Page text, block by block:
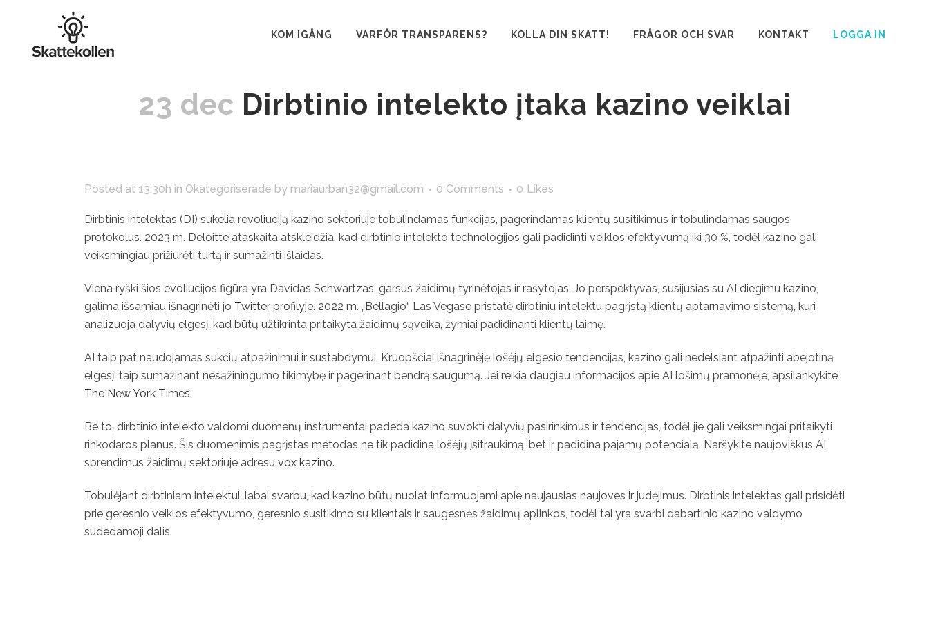
KOM IGÅNG VARFÖR TRANSPARENS? KOLLA DIN SKATT! FRÅGOR OCH SVAR KONTAKT LOGGA IN
23 dec Dirbtinio intelekto įtaka kazino veiklai
Posted at 13:30h in Okategoriserade by mariaurban32@gmail.com 0 Comments 0 Likes
Dirbtinis intelektas (DI) sukelia revoliuciją kazino sektoriuje tobulindamas funkcijas, pagerindamas klientų susitikimus ir tobulindamas saugos
protokolus. 2023 m. Deloitte ataskaita atskleidžia, kad dirbtinio intelekto technologijos gali padidinti veiklos efektyvumą iki 30 %, todėl kazino gali
veiksmingiau prižiūrėti turtą ir sumažinti išlaidas.
Viena ryški šios evoliucijos figūra yra Davidas Schwartzas, garsus žaidimų tyrinėtojas ir rašytojas. Jo perspektyvas, susijusias su AI diegimu kazino,
galima išsamiau išnagrinėti jo Twitter profilyje. 2022 m. „Bellagio“ Las Vegase pristatė dirbtiniu intelektu pagrįstą klientų aptarnavimo sistemą, kuri
analizuoja dalyvių elgesį, kad būtų užtikrinta pritaikyta žaidimų sąveika, žymiai padidinanti klientų laimę.
AI taip pat naudojamas sukčių atpažinimui ir sustabdymui. Kruopščiai išnagrinėję lošėjų elgesio tendencijas, kazino gali nedelsiant atpažinti abejotiną
elgesį, taip sumažinant nesąžiningumo tikimybę ir pagerinant bendrą saugumą. Jei reikia daugiau informacijos apie AI lošimų pramonėje, apsilankykite
The New York Times.
Be to, dirbtinio intelekto valdomi duomenų instrumentai padeda kazino suvokti dalyvių pasirinkimus ir tendencijas, todėl jie gali veiksmingai pritaikyti
rinkodaros planus. Šis duomenimis pagrįstas metodas ne tik padidina lošėjų įsitraukimą, bet ir padidina pajamų potencialą. Naršykite naujoviškus AI
sprendimus žaidimų sektoriuje adresu vox kazino.
Tobulėjant dirbtiniam intelektui, labai svarbu, kad kazino būtų nuolat informuojami apie naujausias naujoves ir judėjimus. Dirbtinis intelektas gali prisidėti
prie geresnio veiklos efektyvumo, geresnio susitikimo su klientais ir saugesnės žaidimų aplinkos, todėl tai yra svarbi dabartinio kazino valdymo
sudedamoji dalis.